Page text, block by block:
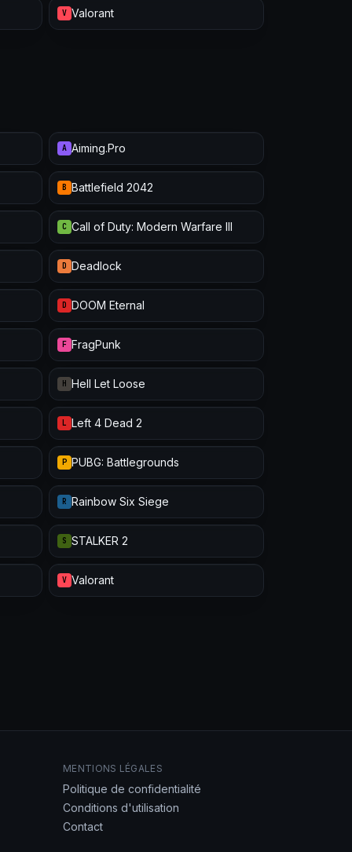
V Valorant
A Aiming.Pro
B Battlefield 2042
C Call of Duty: Modern Warfare III
D Deadlock
D DOOM Eternal
F FragPunk
H Hell Let Loose
L Left 4 Dead 2
P PUBG: Battlegrounds
R Rainbow Six Siege
S STALKER 2
V Valorant
MENTIONS LÉGALES
Politique de confidentialité
Conditions d'utilisation
Contact